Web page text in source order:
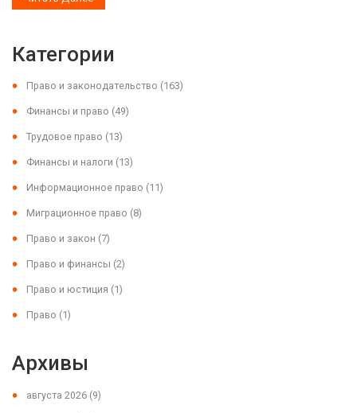
Категории
Право и законодательство (163)
Финансы и право (49)
Трудовое право (13)
Финансы и налоги (13)
Информационное право (11)
Миграционное право (8)
Право и закон (7)
Право и финансы (2)
Право и юстиция (1)
Право (1)
Архивы
августа 2026 (9)